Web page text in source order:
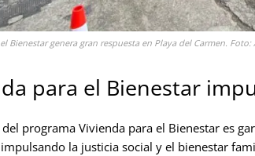
Bienestar genera gran respuesta en Playa del Carmen. Foto:
para el Bienestar
programa Vivienda para el Bienestar es
la justicia social y el bienestar